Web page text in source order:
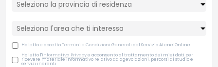
Ho letto e accettoTermini e Condizioni Generali del Servizio AteneiOnline
Ho letto l'Informativa Privacye acconsento al trattamento dei miei dati per
ricevere materiale informativo relativo ad agevolazioni, percorsi di studio e
servizi inerenti